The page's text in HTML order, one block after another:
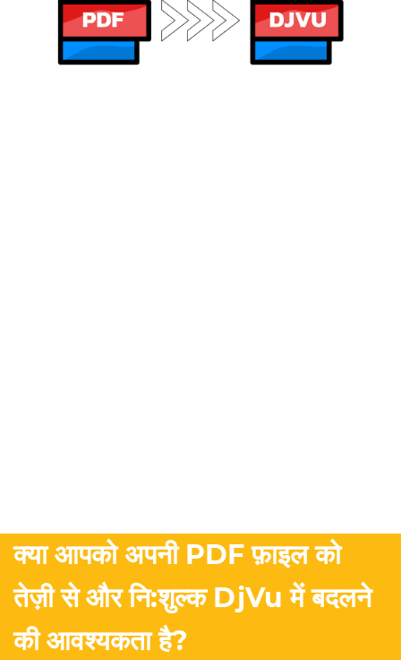
क्या आपको अपनी PDF फ़ाइल को
तेज़ी से और नि:शुल्क DjVu में बदलने
की आवश्यकता है?